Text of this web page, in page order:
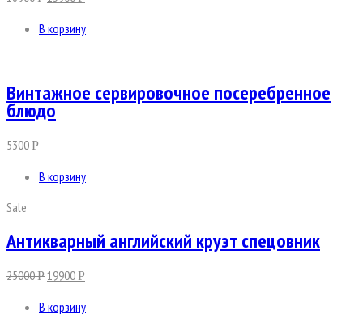
В корзину
Винтажное сервировочное посеребренное
блюдо
5300Р
В корзину
Sale
Антикварный английский круэт спецовник
25000Р19900Р
В корзину